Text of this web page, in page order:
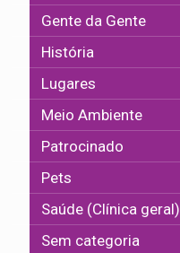
Gente da Gente
História
Lugares
Meio Ambiente
Patrocinado
Pets
Saúde (Clínica geral)
Sem categoria